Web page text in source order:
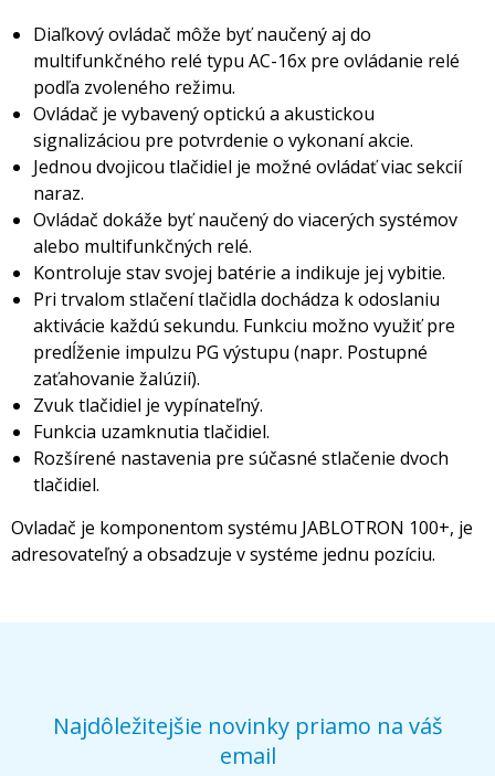
Diaľkový ovládač môže byť naučený aj do
multifunkčného relé typu AC-16x pre ovládanie relé
podľa zvoleného režimu.
Ovládač je vybavený optickú a akustickou
signalizáciou pre potvrdenie o vykonaní akcie.
Jednou dvojicou tlačidiel je možné ovládať viac sekcií
naraz.
Ovládač dokáže byť naučený do viacerých systémov
alebo multifunkčných relé.
Kontroluje stav svojej batérie a indikuje jej vybitie.
Pri trvalom stlačení tlačidla dochádza k odoslaniu
aktivácie každú sekundu. Funkciu možno využiť pre
predĺženie impulzu PG výstupu (napr. Postupné
zaťahovanie žalúzií).
Zvuk tlačidiel je vypínateľný.
Funkcia uzamknutia tlačidiel.
Rozšírené nastavenia pre súčasné stlačenie dvoch
tlačidiel.
Ovladač je komponentom systému JABLOTRON 100+, je
adresovateľný a obsadzuje v systéme jednu pozíciu.
Najdôležitejšie novinky priamo na váš
email